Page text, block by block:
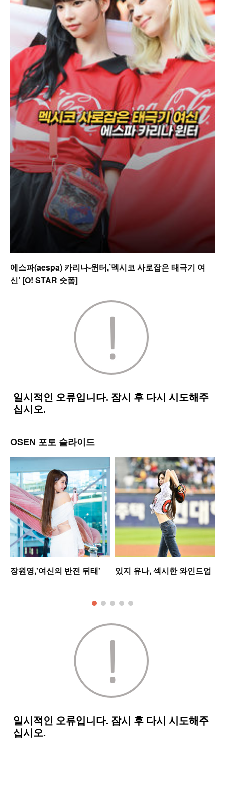
에스파(aespa) 카리나-윈터,’멕시코 사로잡은 태극기 여
신’ [O! STAR 숏폼]
OSEN 포토 슬라이드
장원영,'여신의 반전 뒤태' 있지 유나, 섹시한 와인드업